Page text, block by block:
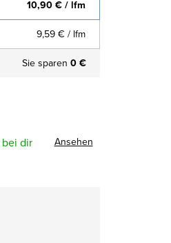
10,90 € / lfm
9,59 € / lfm
Sie sparen 0 €
Ansehen